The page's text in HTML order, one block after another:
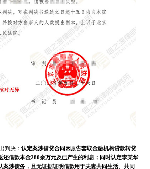
判决： 认定案涉借贷合同因原告套取金融机构贷款转贷
还借款本金280余万元及已产生的利息；同时认定李某华
案涉债务，且无证据证明借款用于夫妻共同生活、共同